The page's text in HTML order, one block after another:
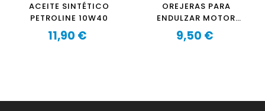
ACEITE SINTÉTICO
PETROLINE 10W40
Precio
11,90 €
OREJERAS PARA
ENDULZAR MOTOR
FUERABORDA
Precio
9,50 €